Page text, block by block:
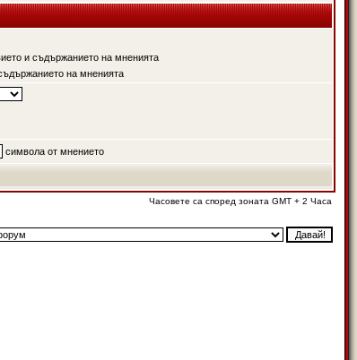
и съдържанието на мненията
на мненията
символа от мнението
Часовете са според зоната GMT + 2 Часа